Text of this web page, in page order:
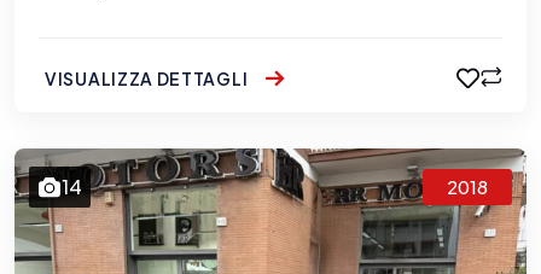
VISUALIZZA DETTAGLI
14 2018